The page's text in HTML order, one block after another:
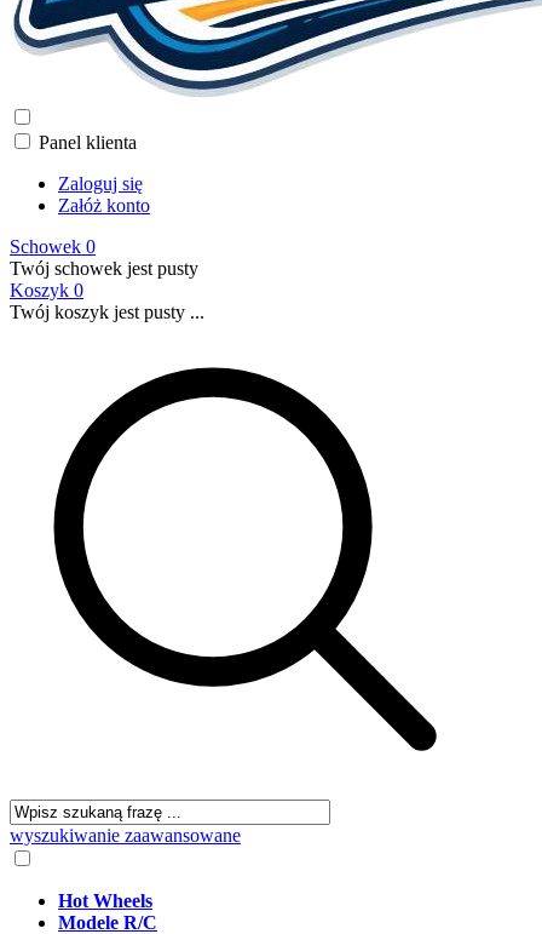
Panel klienta
Zaloguj się
Załóż konto
Schowek 0
Twój schowek jest pusty
Koszyk 0
Twój koszyk jest pusty ...
wyszukiwanie zaawansowane
Hot Wheels
Modele R/C